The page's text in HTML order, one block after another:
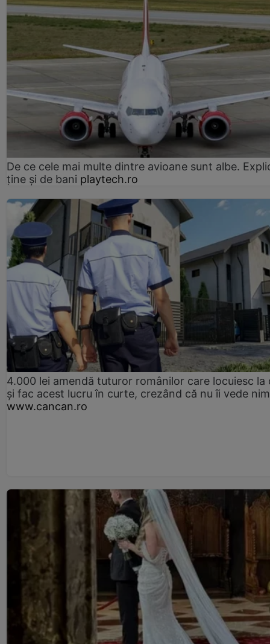
De ce cele mai multe dintre avioane sunt albe.
ține și de bani playtech.ro
4.000 lei amendă tuturor românilor care locuiesc la
și fac acest lucru în curte, crezând că nu îi vede
www.cancan.ro